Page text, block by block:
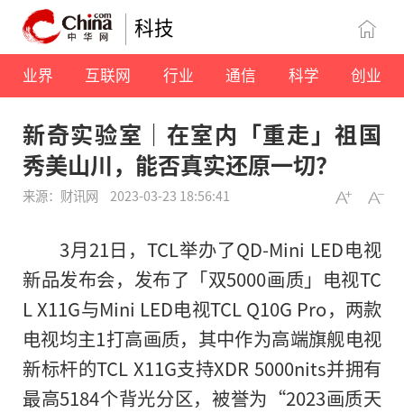
科技
业界 互联网 行业 通信 科学 创业
新奇实验室｜在室内「重走」祖国
秀美山川，能否真实还原一切？
来源：财讯网 2023-03-23 18:56:41
3月21日，TCL举办了QD-Mini LED电视
新品发布会，发布了「双5000画质」电视TC
L X11G与Mini LED电视TCL Q10G Pro，两款
电视均主1打高画质，其中作为高端旗舰电视
新标杆的TCL X11G支持XDR 5000nits并拥有
最高5184个背光分区，被誉为“2023画质天